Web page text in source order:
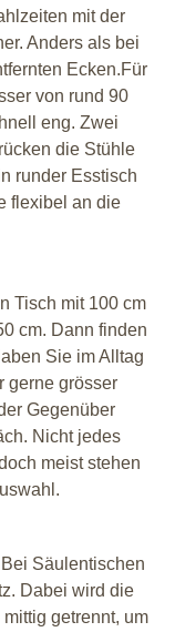
mit der
Anders als bei
Ecken.Für
von rund 90
eng. Zwei
die Stühle
runder Esstisch
flexibel an die
Tisch mit 100 cm
cm. Dann finden
Sie im Alltag
gerne grösser
Gegenüber
Nicht jedes
meist stehen
Säulentischen
Dabei wird die
getrennt, um